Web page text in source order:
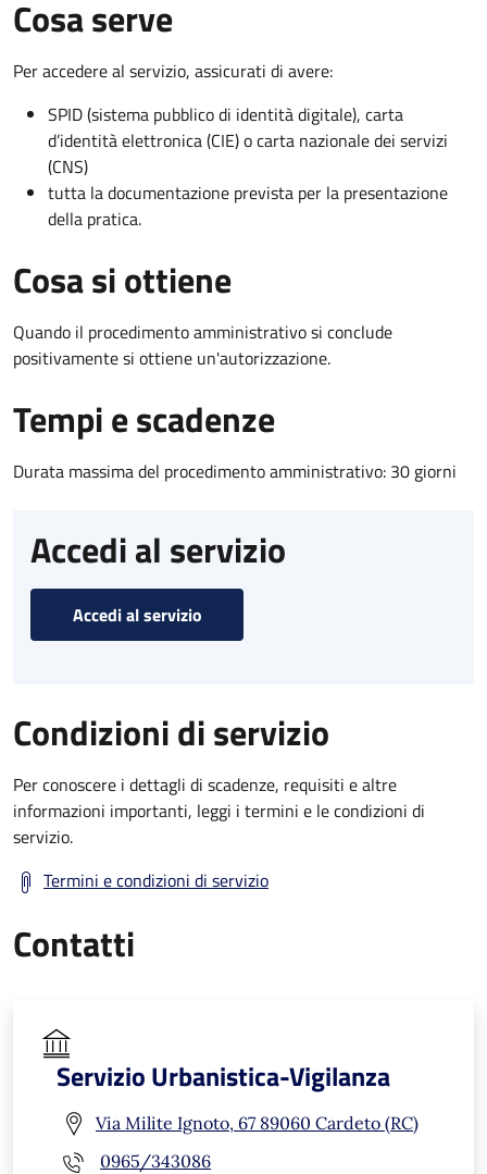
Cosa serve
Per accedere al servizio, assicurati di avere:
SPID (sistema pubblico di identità digitale), carta
d’identità elettronica (CIE) o carta nazionale dei servizi
(CNS)
tutta la documentazione prevista per la presentazione
della pratica.
Cosa si ottiene
Quando il procedimento amministrativo si conclude
positivamente si ottiene un'autorizzazione.
Tempi e scadenze
Durata massima del procedimento amministrativo: 30 giorni
Accedi al servizio
Accedi al servizio
Condizioni di servizio
Per conoscere i dettagli di scadenze, requisiti e altre
informazioni importanti, leggi i termini e le condizioni di
servizio.
Termini e condizioni di servizio
Contatti
Servizio Urbanistica-Vigilanza
Via Milite Ignoto, 67 89060 Cardeto (RC)
0965/343086